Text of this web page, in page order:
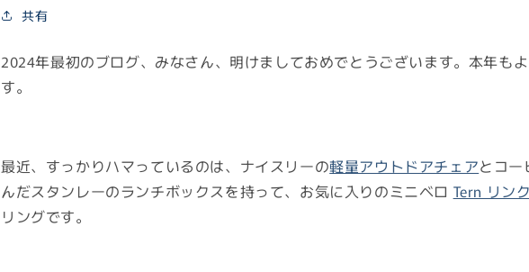
共有
2024年最初のブログ、みなさん、明けましておめでとうございます。本年も
す。
最近、すっかりハマっているのは、ナイスリーの軽量アウトドアチェアとコ
んだスタンレーのランチボックスを持って、お気に入りのミニベロ Tern リン
リングです。